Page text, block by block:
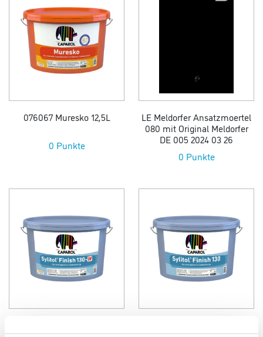
076067 Muresko 12,5L
0 Punkte
LE Meldorfer Ansatzmoertel
080 mit Original Meldorfer
DE 005 2024 03 26
0 Punkte